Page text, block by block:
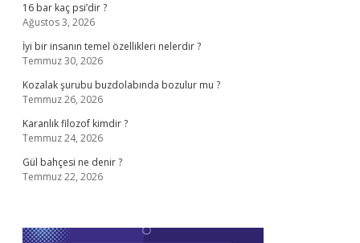
16 bar kaç psi’dir ?
Ağustos 3, 2026
İyi bir insanın temel özellikleri nelerdir ?
Temmuz 30, 2026
Kozalak şurubu buzdolabında bozulur mu ?
Temmuz 26, 2026
Karanlık filozof kimdir ?
Temmuz 24, 2026
Gül bahçesi ne denir ?
Temmuz 22, 2026